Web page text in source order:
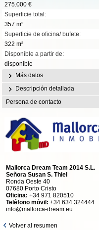
275.000 €
Superficie total:
357 m²
Superficie de oficina/ bufete:
322 m²
Disponible a partir de:
disponible
Más datos
Descripción detallada
Persona de contacto
Mallorca Dream Team 2014 S.L.
Señora Susan S. Thiel
Ronda Oeste 40
07680 Porto Cristo
Oficina: +34 971 820510
Teléfono móvil: +34 634 324444
info@mallorca-dream.eu
Volver al resumen